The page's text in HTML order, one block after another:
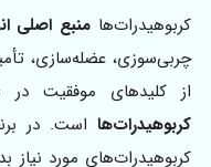
کربوهیدرات‌ها منبع اصلی
چربی‌سوزی، عضله‌سازی،
از کلیدهای موفقیت در
کربوهیدرات‌هااست. در
کربوهیدرات‌های مورد نیاز